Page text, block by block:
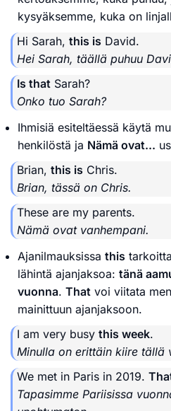
kysyäksemme, kuka on
Hi Sarah, this is David.
Hei Sarah, täällä puhuu
Is that Sarah?
Onko tuo Sarah?
Ihmisiä esiteltäessä käytä
henkilöstä ja Nämä ovat...
Brian, this is Chris.
Brian, tässä on Chris.
These are my parents.
Nämä ovat vanhempani.
Ajanilmauksissa this
lähintä ajanjaksoa: tänä
vuonna. That voi viitata
mainittuun ajanjaksoon.
I am very busy this week.
Minulla on erittäin kiire tällä
We met in Paris in 2019.
Tapasimme Pariisissa